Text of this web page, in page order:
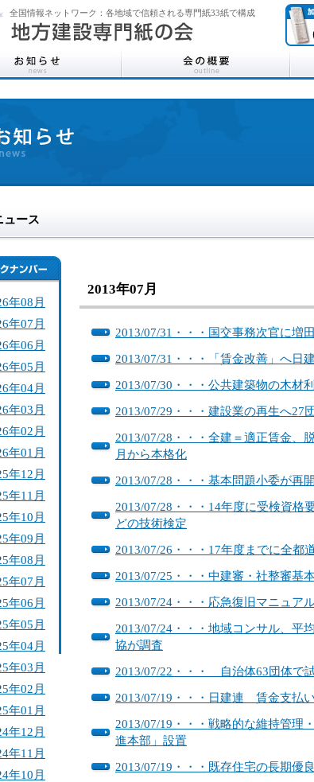
全国情報ネットワーク：各地域で信頼される専門紙33紙で構成
ュース
年08月
年07月
年06月
年05月
年04月
年03月
年02月
年01月
年12月
年11月
年10月
年09月
年08月
年07月
年06月
年05月
年04月
年03月
年02月
年01月
年12月
年11月
年10月
2013年07月
2013/07/31・・・国交事務次官に
2013/07/31・・・「賃金改善」へ日
2013/07/30・・・公共建築物の木
2013/07/29・・・建設業の再生へ27
2013/07/28・・・全建＝適正賃金
月から本格化
2013/07/28・・・基本問題小委が
2013/07/28・・・14年度に受検資
どの技術検定
2013/07/26・・・17年度までに全
2013/07/25・・・中建審・社整審
2013/07/24・・・応急復旧マニュ
2013/07/24・・・地域コンサル、
協が調査
2013/07/22・・・ 自治体63団体
2013/07/19・・・日建連 賃金支払
2013/07/19・・・戦略的な維持管
進本部」設置
2013/07/19・・・既存住宅の長期